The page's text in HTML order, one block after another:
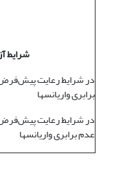
شرایط
در شرایط رعایت
برابری واریانسها
در شرایط رعایت
عدم برابری واریانسها